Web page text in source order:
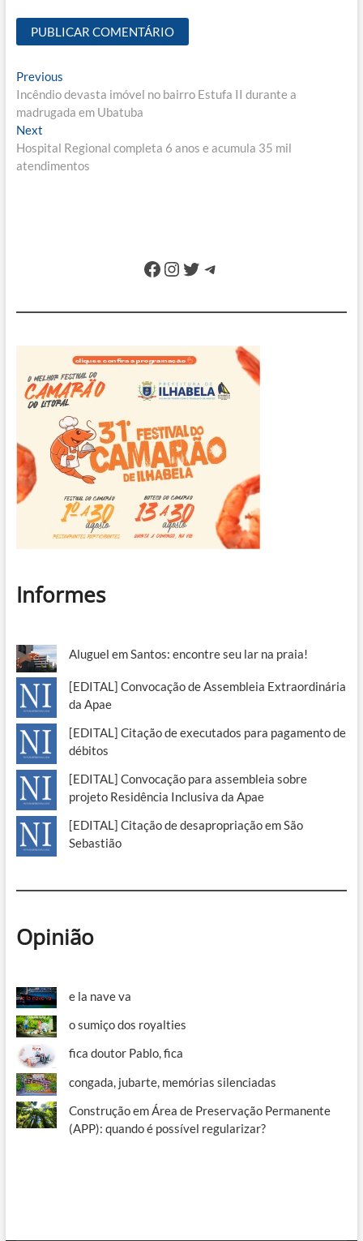
Navegação
de
Post
PreviousPrevious
post:
Incêndio devasta imóvel no bairro Estufa II durante a
madrugada em Ubatuba
NextNext
post:
Hospital Regional completa 6 anos e acumula 35 mil
atendimentos
Facebook
Instagram
Twitter
Telegram
Informes
Aluguel em Santos: encontre seu lar na praia!
[EDITAL] Convocação de Assembleia Extraordinária
da Apae
[EDITAL] Citação de executados para pagamento de
débitos
[EDITAL] Convocação para assembleia sobre
projeto Residência Inclusiva da Apae
[EDITAL] Citação de desapropriação em São
Sebastião
Opinião
e la nave va
o sumiço dos royalties
fica doutor Pablo, fica
congada, jubarte, memórias silenciadas
Construção em Área de Preservação Permanente
(APP): quando é possível regularizar?